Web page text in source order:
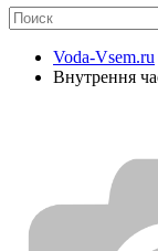
Voda-Vsem.ru
Внутрення